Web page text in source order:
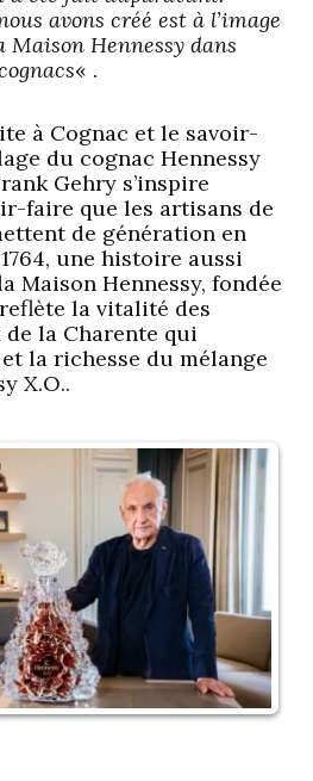
avons créé est à l’image
Hennessy dans
« .
à Cognac et le savoir-
du cognac Hennessy
Gehry s’inspire
faire que les artisans de
de génération en
une histoire aussi
Maison Hennessy, fondée
reflète la vitalité des
la Charente qui
la richesse du mélange
X.O..